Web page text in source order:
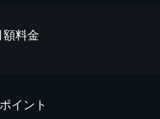
料金
イント